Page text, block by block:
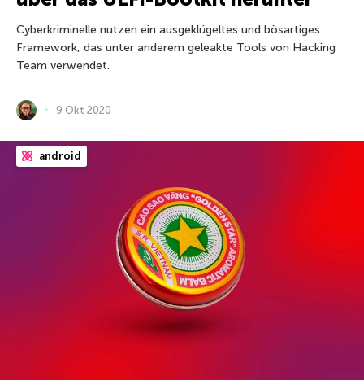
Cyberkriminelle nutzen ein ausgeklügeltes und bösartiges
Framework, das unter anderem geleakte Tools von Hacking
Team verwendet.
9 Okt 2020
android